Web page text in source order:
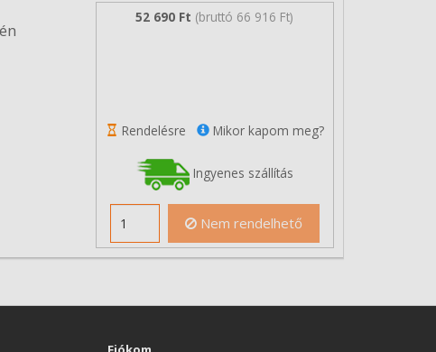
52 690 Ft (bruttó 66 916 Ft)
Rendelésre Mikor kapom meg?
Ingyenes szállítás
Nem rendelhető